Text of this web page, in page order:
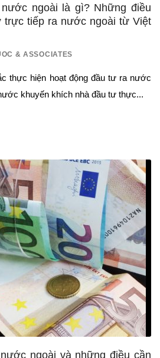
ngoài là gì? Những điều
trực tiếp ra nước ngoài từ Việt
& ASSOCIATES
thực hiện hoạt động đầu tư ra nước
khuyến khích nhà đầu tư thực...
ngoài và những điều cần